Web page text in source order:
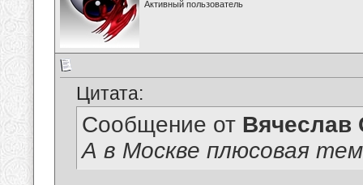
Активный пользователь
Цитата:
Сообщение от Вячеслав
А в Москве плюсовая